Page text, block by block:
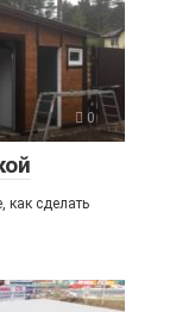
0
как сделать